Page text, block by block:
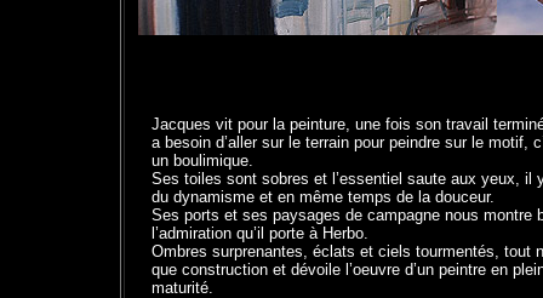
Jacques vit pour la peinture, une fois son travail
a besoin d’aller sur le terrain pour peindre sur le motif,
un boulimique.
Ses toiles sont sobres et l’essentiel saute aux yeux, il
du dynamisme et en même temps de la douceur.
Ses ports et ses paysages de campagne nous montre
l’admiration qu’il porte à Herbo.
Ombres surprenantes, éclats et ciels tourmentés, tout
que construction et dévoile l’oeuvre d’un peintre en
maturité.